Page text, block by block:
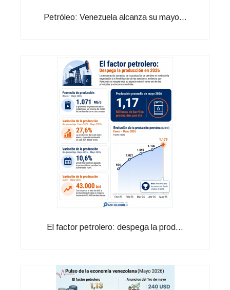
Petróleo: Venezuela alcanza su mayo...
El factor petrolero: despega la prod...